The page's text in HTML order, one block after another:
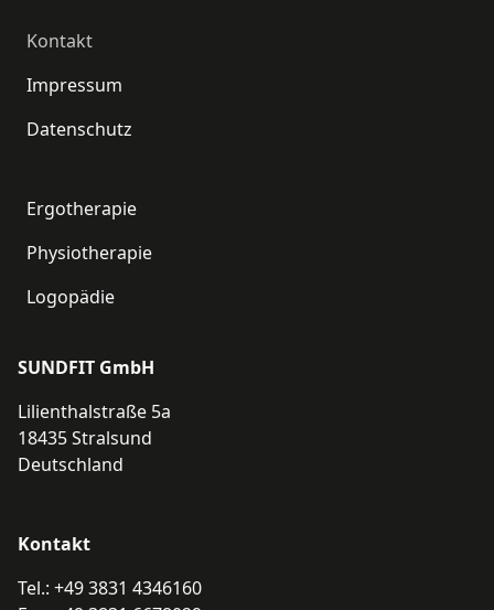
Fußzeile
Kontakt
Impressum
Datenschutz
Informationen
Ergotherapie
Physiotherapie
Logopädie
SUNDFIT GmbH
Lilienthalstraße 5a
18435 Stralsund
Deutschland
Kontakt
Tel.: +49 3831 4346160